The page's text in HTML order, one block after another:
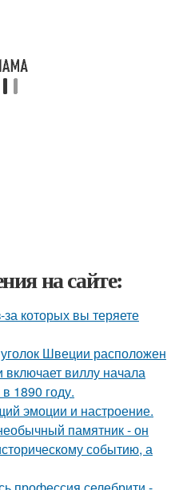
на сайте:
которых вы теряете
Швеции расположен
включает виллу начала
1890 году.
эмоции и настроение.
памятник - он
событию, а